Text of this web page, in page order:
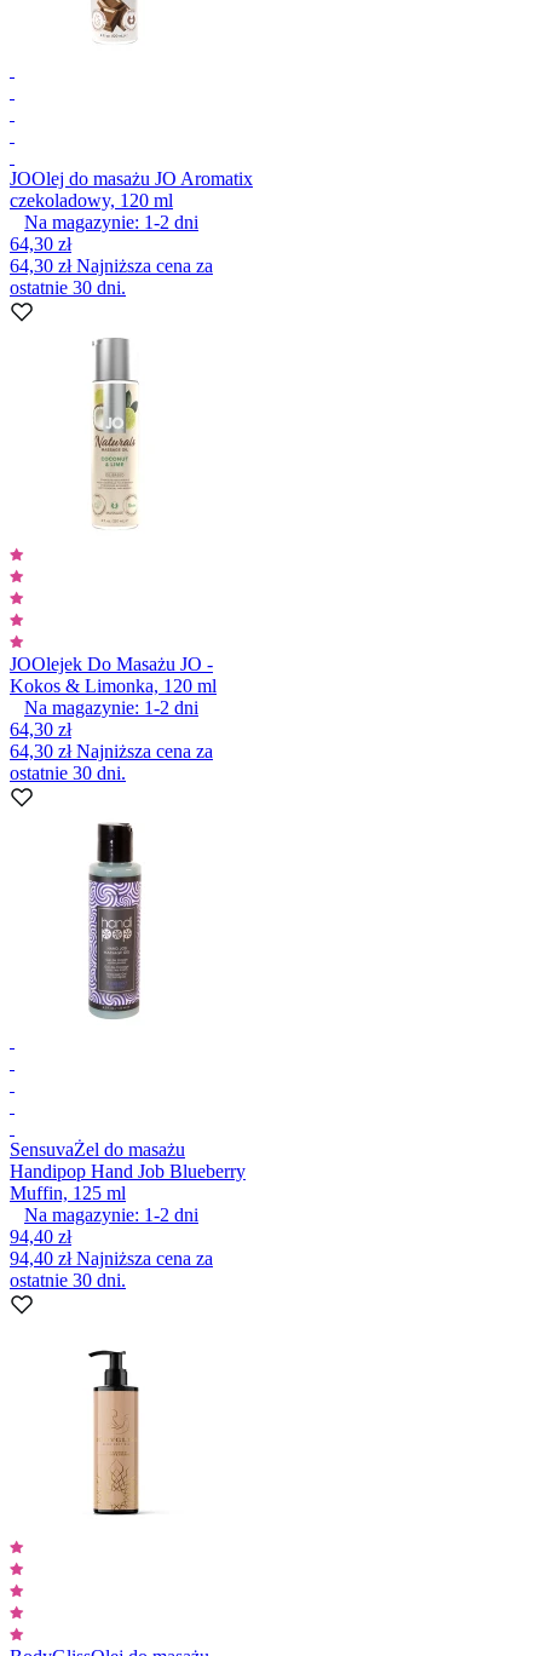
JOOlej do masażu JO Aromatix
czekoladowy, 120 ml
Na magazynie: 1-2 dni
64,30 zł
64,30 złNajniższa cena za
ostatnie 30 dni.
JOOlejek Do Masażu JO -
Kokos & Limonka, 120 ml
Na magazynie: 1-2 dni
64,30 zł
64,30 złNajniższa cena za
ostatnie 30 dni.
SensuvaŻel do masażu
Handipop Hand Job Blueberry
Muffin, 125 ml
Na magazynie: 1-2 dni
94,40 zł
94,40 złNajniższa cena za
ostatnie 30 dni.